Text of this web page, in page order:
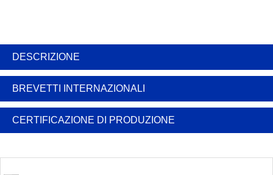
DESCRIZIONE
BREVETTI INTERNAZIONALI
CERTIFICAZIONE DI PRODUZIONE